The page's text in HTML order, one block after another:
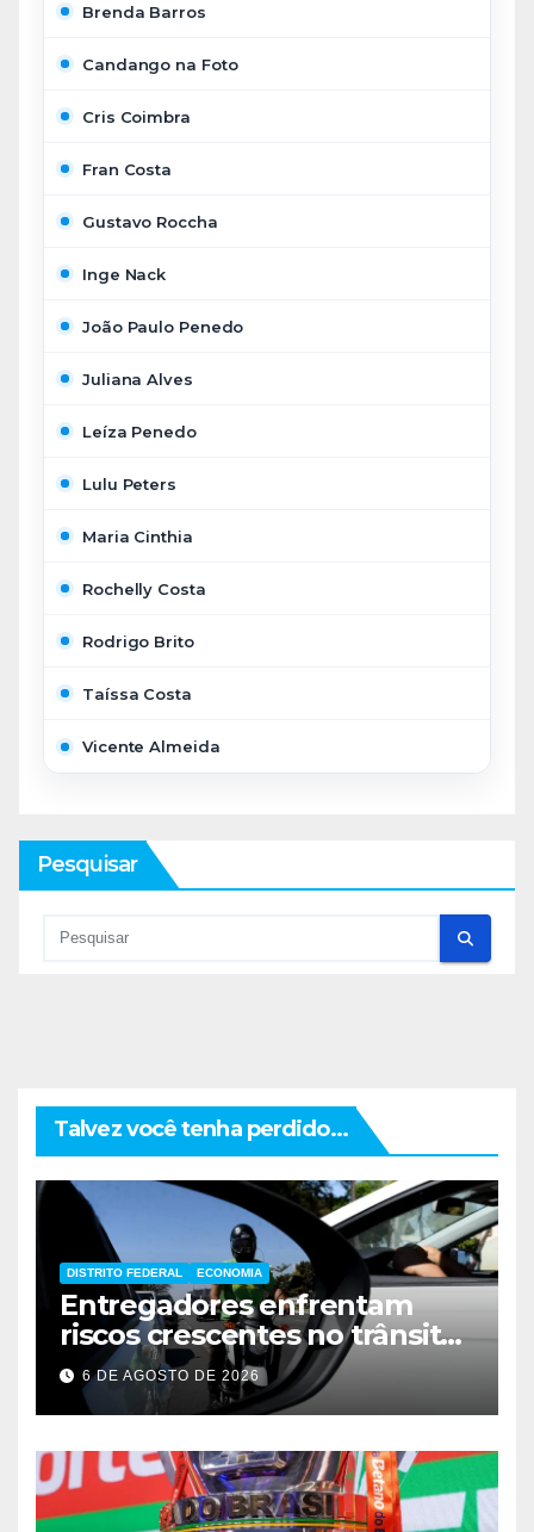
Brenda Barros
Candango na Foto
Cris Coimbra
Fran Costa
Gustavo Roccha
Inge Nack
João Paulo Penedo
Juliana Alves
Leíza Penedo
Lulu Peters
Maria Cinthia
Rochelly Costa
Rodrigo Brito
Taíssa Costa
Vicente Almeida
Pesquisar
Talvez você tenha perdido...
DISTRITO FEDERAL ECONOMIA
Entregadores enfrentam
riscos crescentes no trânsito
de Brasília
6 DE AGOSTO DE 2026